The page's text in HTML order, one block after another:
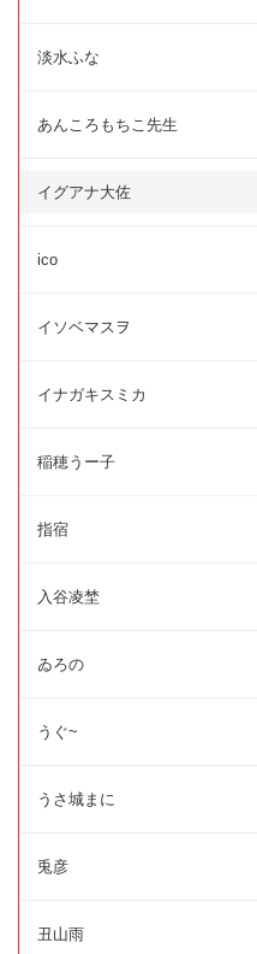
淡水ふな
あんころもちこ先生
イグアナ大佐
ico
イソベマスヲ
イナガキスミカ
稲穂うー子
指宿
入谷凌埜
ゐろの
うぐ~
うさ城まに
兎彦
丑山雨